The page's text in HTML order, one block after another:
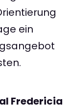
ein
Fredericia